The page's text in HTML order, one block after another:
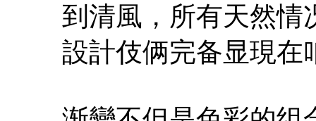
到清風，所有天然情
設計伎俩完备显現在